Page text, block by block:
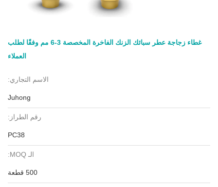
غطاء زجاجة عطر سبائك الزنك الفاخرة المخصصة 3-6 مم وفقًا لطلب
العملاء
الاسم التجاري:
Juhong
رقم الطراز:
PC38
الـ MOQ:
500 قطعة